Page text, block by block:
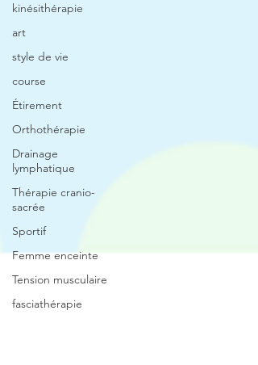
kinésithérapie
art
style de vie
course
Étirement
Orthothérapie
Drainage
lymphatique
Thérapie cranio-
sacrée
Sportif
Femme enceinte
Tension musculaire
fasciathérapie